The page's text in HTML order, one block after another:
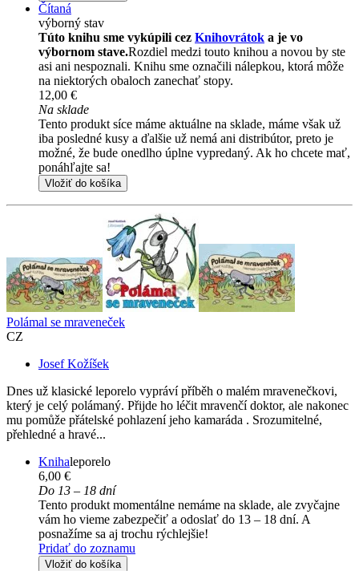
Čítaná
výborný stav
Túto knihu sme vykúpili cez Knihovrátok a je vo
výbornom stave.Rozdiel medzi touto knihou a novou by ste
asi ani nespoznali. Knihu sme označili nálepkou, ktorá môže
na niektorých obaloch zanechať stopy.
12,00 €
Na sklade
Tento produkt síce máme aktuálne na sklade, máme však už
iba posledné kusy a ďalšie už nemá ani distribútor, preto je
možné, že bude onedlho úplne vypredaný. Ak ho chcete mať,
ponáhľajte sa!
Vložiť do košíka
Polámal se mraveneček
CZ
Josef Kožíšek
Dnes už klasické leporelo vypráví příběh o malém mravenečkovi,
který je celý polámaný. Přijde ho léčit mravenčí doktor, ale nakonec
mu pomůže přátelské pohlazení jeho kamaráda . Srozumitelné,
přehledné a hravé...
Knihaleporelo
6,00 €
Do 13 – 18 dní
Tento produkt momentálne nemáme na sklade, ale zvyčajne
vám ho vieme zabezpečiť a odoslať do 13 – 18 dní. A
posnažíme sa aj trochu rýchlejšie!
Pridať do zoznamu
Vložiť do košíka